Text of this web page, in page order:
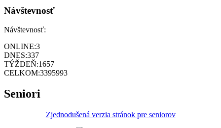
Návštevnosť
Návštevnosť:
ONLINE:3
DNES:337
TÝŽDEŇ:1657
CELKOM:3395993
Seniori
Zjednodušená verzia stránok pre seniorov